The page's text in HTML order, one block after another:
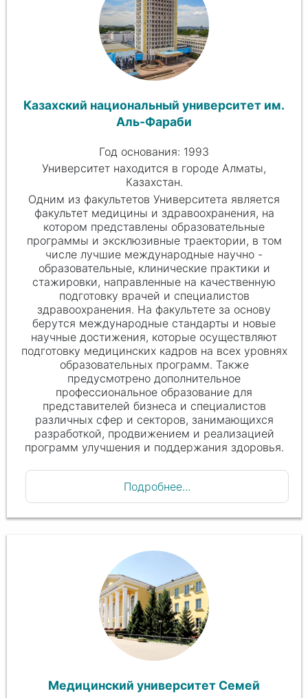
Казахский национальный университет им.
Аль-Фараби
Год основания: 1993
Университет находится в городе Алматы,
Казахстан.
Одним из факультетов Университета является
факультет медицины и здравоохранения, на
котором представлены образовательные
программы и эксклюзивные траектории, в том
числе лучшие международные научно -
образовательные, клинические практики и
стажировки, направленные на качественную
подготовку врачей и специалистов
здравоохранения. На факультете за основу
берутся международные стандарты и новые
научные достижения, которые осуществляют
подготовку медицинских кадров на всех уровнях
образовательных программ. Также
предусмотрено дополнительное
профессиональное образование для
представителей бизнеса и специалистов
различных сфер и секторов, занимающихся
разработкой, продвижением и реализацией
программ улучшения и поддержания здоровья.
Подробнее...
Медицинский университет Семей